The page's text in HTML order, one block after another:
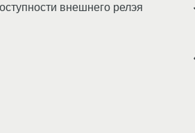
внешнего релэя